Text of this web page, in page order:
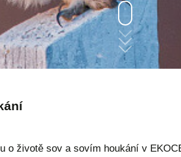
o životě sov a sovím houkání v